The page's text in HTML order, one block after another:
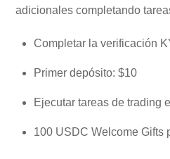
adicionales completando
Completar la verificación
Primer depósito: $10
Ejecutar tareas de trading
100 USDC Welcome Gifts